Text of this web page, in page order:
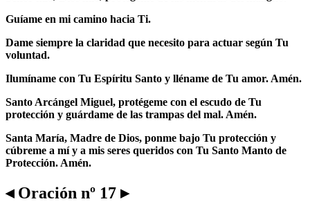
Guíame en mi camino hacia Ti.
Dame siempre la claridad que necesito para actuar según Tu
voluntad.
Ilumíname con Tu Espíritu Santo y lléname de Tu amor. Amén.
Santo Arcángel Miguel, protégeme con el escudo de Tu
protección y guárdame de las trampas del mal. Amén.
Santa María, Madre de Dios, ponme bajo Tu protección y
cúbreme a mí y a mis seres queridos con Tu Santo Manto de
Protección. Amén.
◂ Oración nº 17 ▸